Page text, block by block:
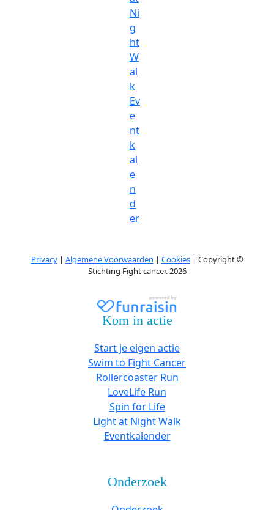
Ni
g
ht
W
al
k
Ev
e
nt
k
al
e
n
d
er
Privacy| Algemene Voorwaarden | Cookies| Copyright ©
Stichting Fight cancer. 2026
Kom in actie
Start je eigen actie
Swim to Fight Cancer
Rollercoaster Run
LoveLife Run
Spin for Life
Light at Night Walk
Eventkalender
Onderzoek